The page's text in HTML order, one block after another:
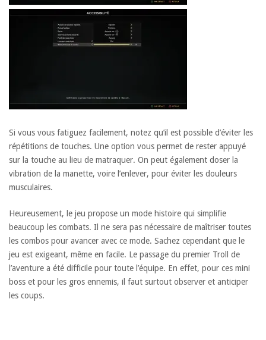
Si vous vous fatiguez facilement, notez qu’il est possible d’éviter les
répétitions de touches. Une option vous permet de rester appuyé
sur la touche au lieu de matraquer. On peut également doser la
vibration de la manette, voire l’enlever, pour éviter les douleurs
musculaires.
Heureusement, le jeu propose un mode histoire qui simplifie
beaucoup les combats. Il ne sera pas nécessaire de maîtriser toutes
les combos pour avancer avec ce mode. Sachez cependant que le
jeu est exigeant, même en facile. Le passage du premier Troll de
l’aventure a été difficile pour toute l’équipe. En effet, pour ces mini
boss et pour les gros ennemis, il faut surtout observer et anticiper
les coups.